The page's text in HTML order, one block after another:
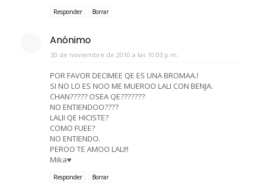
Responder Borrar
Anónimo
30 de noviembre de 2010 a las 10:03 p.m.
POR FAVOR DECIMEE QE ES UNA BROMAA.!
SI NO LO ES NOO ME MUEROO LALI CON BENJA.
CHAN????? OSEA QE???????
NO ENTIENDOO????
LALII QE HICISTE?
COMO FUEE?
NO ENTIENDO.
PEROO TE AMOO LALI!!
Mika♥
Responder Borrar